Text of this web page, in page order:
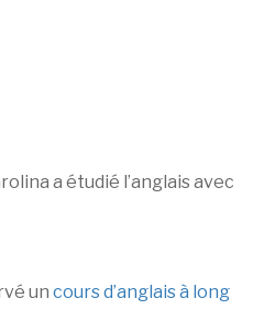
a étudié l’anglais avec
un cours d’anglais à long